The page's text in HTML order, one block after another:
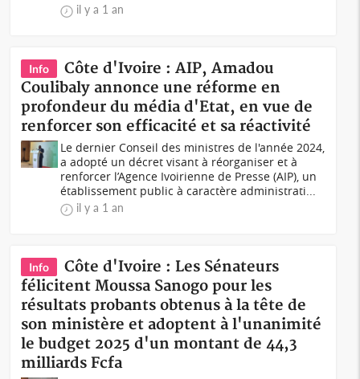
il y a 1 an
Info
Côte d'Ivoire : AIP, Amadou
Coulibaly annonce une réforme en
profondeur du média d'Etat, en vue de
renforcer son efficacité et sa réactivité
Le dernier Conseil des ministres de l'année 2024,
a adopté un décret visant à réorganiser et à
renforcer l’Agence Ivoirienne de Presse (AIP), un
établissement public à caractère administrati...
il y a 1 an
Info
Côte d'Ivoire : Les Sénateurs
félicitent Moussa Sanogo pour les
résultats probants obtenus à la tête de
son ministère et adoptent à l'unanimité
le budget 2025 d'un montant de 44,3
milliards Fcfa